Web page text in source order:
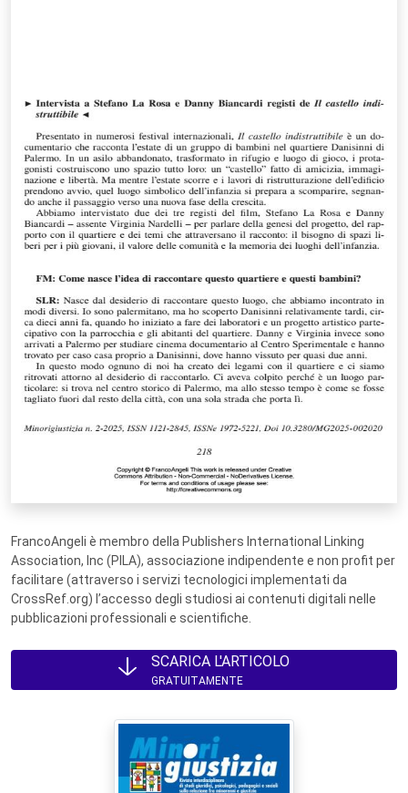
FrancoAngeli è membro della Publishers International Linking
Association, Inc (PILA), associazione indipendente e non profit per
facilitare (attraverso i servizi tecnologici implementati da
CrossRef.org) l’accesso degli studiosi ai contenuti digitali nelle
pubblicazioni professionali e scientifiche.
SCARICA L'ARTICOLO
GRATUITAMENTE